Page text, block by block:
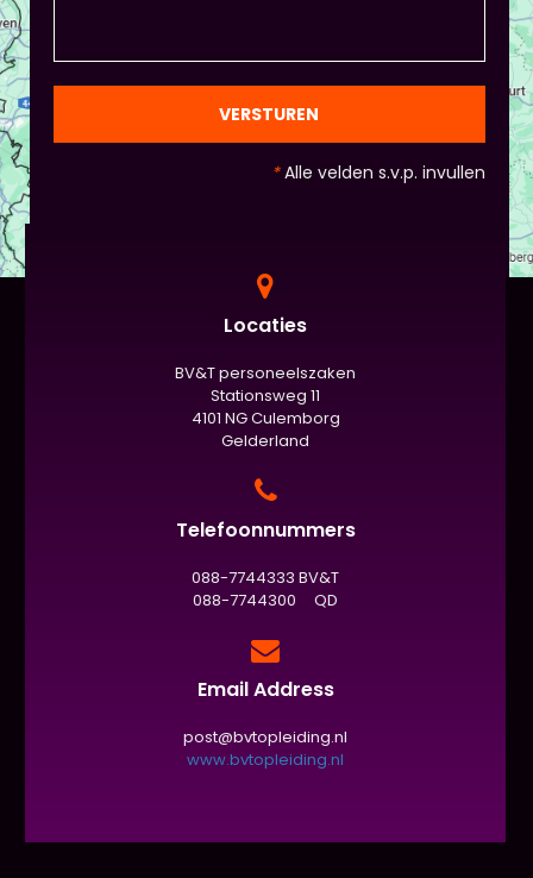
en die van Piet en vervolgens de deelnemers:
gezien de eindpresentaties van 5 minuten de
officiële/vaste werkvorm zijn. Voor beginners is het
evaluatieformulier niet :)
VERSTUREN
*Alle velden s.v.p. invullen
Locaties
BV&T personeelszaken
Stationsweg 11
4101 NG Culemborg
Gelderland
Telefoonnummers
088-7744333 BV&T
088-7744300 QD
Email Address
post@bvtopleiding.nl
www.bvtopleiding.nl